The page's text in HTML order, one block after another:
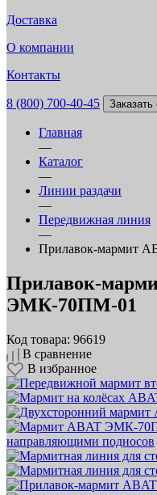
Доставка
О компании
Контакты
8 (800) 700-40-45 Заказать
Главная
—
Каталог
—
Линии раздачи
—
Передвижная линия
—
Прилавок‑мармит
ЭМК‑70ПМ‑01
Код товара: 96619
В сравнение
В избранное